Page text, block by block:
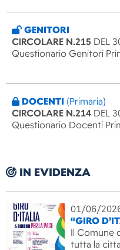
GENITORI
CIRCOLARE N.215 DEL
Questionario Genitori
DOCENTI (Primaria)
CIRCOLARE N.214 DEL
Questionario Docenti
IN EVIDENZA
01/06/
“GIRO
Il Comune
tutta la